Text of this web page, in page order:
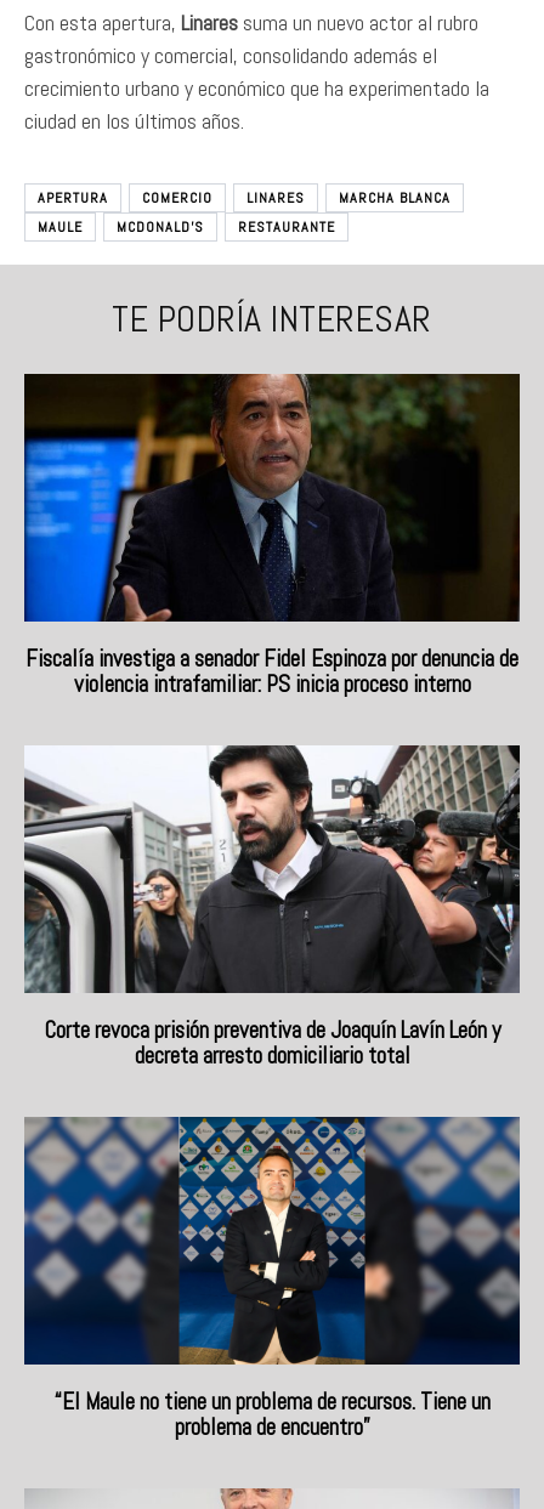
Con esta apertura, Linares suma un nuevo actor al rubro
gastronómico y comercial, consolidando además el
crecimiento urbano y económico que ha experimentado la
ciudad en los últimos años.
APERTURA COMERCIO LINARES
MARCHA BLANCA
MAULE
MCDONALD’S RESTAURANTE
TE PODRÍA INTERESAR
Fiscalía investiga a senador Fidel Espinoza por denuncia de
violencia intrafamiliar: PS inicia proceso interno
Corte revoca prisión preventiva de Joaquín Lavín León y
decreta arresto domiciliario total
“El Maule no tiene un problema de recursos. Tiene un
problema de encuentro”